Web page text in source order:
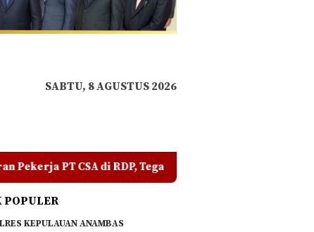
SABTU, 8 AGUSTUS 2026
Tegaskan Jangan Ada yang Mengadu Domba
POPULER
KEPULAUAN ANAMBAS